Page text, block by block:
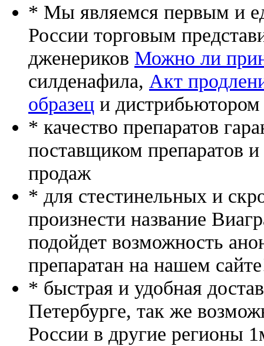
* Мы являемся первым и
России торговым
дженериков Можно ли
силденафила, Акт
образец и дистрибьютором
* качество препаратов
поставщиком препаратов
продаж
* для стестинельных и
произнести название
подойдет возможность
препаратан на нашем
* быстрая и удобная
Петербурге, так же
России в другие регионы